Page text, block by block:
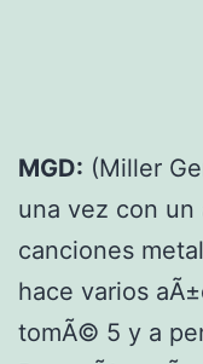
MGD: (Miller
una vez con un
canciones
hace varios
tomÃ© 5 y a